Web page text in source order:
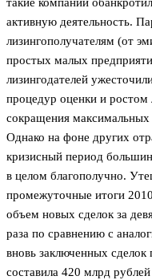
такие компании
активную деятельность.
лизингополучателям (от
простых малых
лизингодателей
процедур оценки и ростом
сокращения максимальных
Однако на фоне других
кризисный период
в целом благополучно.
промежуточные итоги
объем новых сделок за
раза по сравнению с
вновь заключенных сделок
составила 420 млрд